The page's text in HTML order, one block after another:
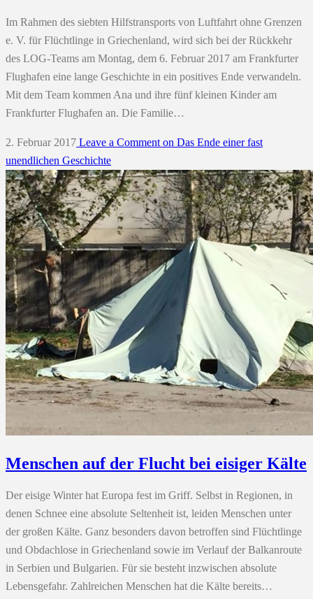
Im Rahmen des siebten Hilfstransports von Luftfahrt ohne Grenzen
e. V. für Flüchtlinge in Griechenland, wird sich bei der Rückkehr
des LOG-Teams am Montag, dem 6. Februar 2017 am Frankfurter
Flughafen eine lange Geschichte in ein positives Ende verwandeln.
Mit dem Team kommen Ana und ihre fünf kleinen Kinder am
Frankfurter Flughafen an. Die Familie…
2. Februar 2017 Leave a Comment on Das Ende einer fast
unendlichen Geschichte
Menschen auf der Flucht bei eisiger Kälte
Der eisige Winter hat Europa fest im Griff. Selbst in Regionen, in
denen Schnee eine absolute Seltenheit ist, leiden Menschen unter
der großen Kälte. Ganz besonders davon betroffen sind Flüchtlinge
und Obdachlose in Griechenland sowie im Verlauf der Balkanroute
in Serbien und Bulgarien. Für sie besteht inzwischen absolute
Lebensgefahr. Zahlreichen Menschen hat die Kälte bereits…